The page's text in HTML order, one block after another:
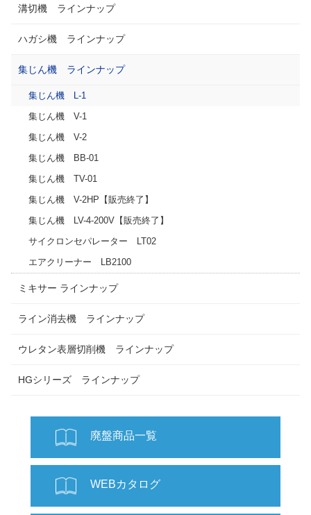
溝切機 ラインナップ
ハガシ機 ラインナップ
集じん機 ラインナップ
集じん機 L-1
集じん機 V-1
集じん機 V-2
集じん機 BB-01
集じん機 TV-01
集じん機 V-2HP【販売終了】
集じん機 LV-4-200V【販売終了】
サイクロンセパレーター LT02
エアクリーナー LB2100
ミキサー ラインナップ
ライン消去機 ラインナップ
ウレタン表層切削機 ラインナップ
HGシリーズ ラインナップ
廃盤商品一覧
WEBカタログ